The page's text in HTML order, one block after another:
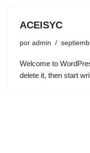
ACEISYC
por admin
Welcome to
delete it, then start